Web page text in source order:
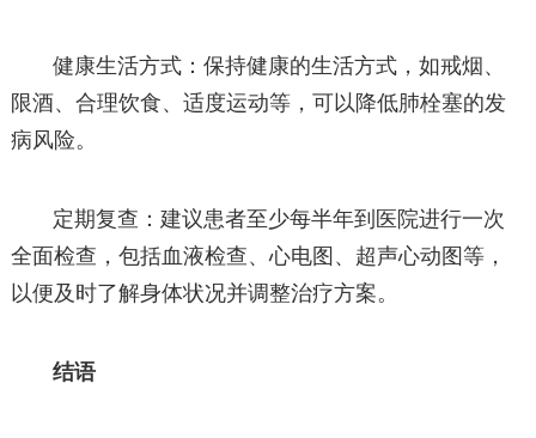
健康生活方式：保持健康的生活方式，如戒烟、
限酒、合理饮食、适度运动等，可以降低肺栓塞的发
病风险。
定期复查：建议患者至少每半年到医院进行一次
全面检查，包括血液检查、心电图、超声心动图等，
以便及时了解身体状况并调整治疗方案。
结语